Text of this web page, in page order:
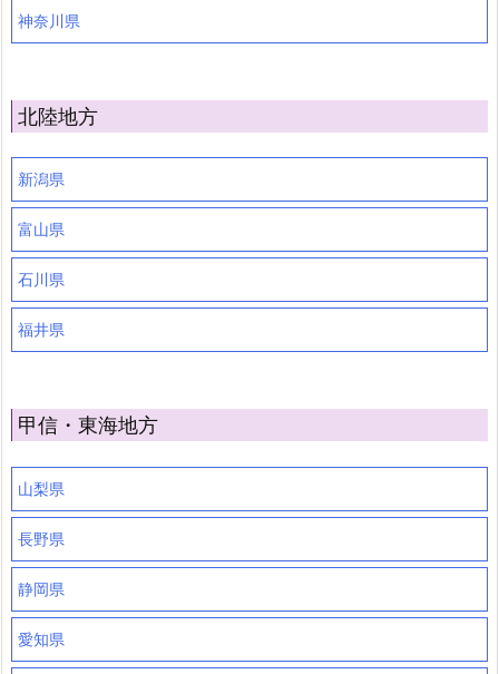
神奈川県
北陸地方
新潟県
富山県
石川県
福井県
甲信・東海地方
山梨県
長野県
静岡県
愛知県